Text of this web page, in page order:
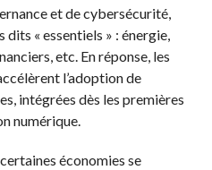
et de cybersécurité,
« essentiels » : énergie,
etc. En réponse, les
l’adoption de
intégrées dès les premières
numérique.
économies se